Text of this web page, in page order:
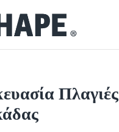
Πλαγιές